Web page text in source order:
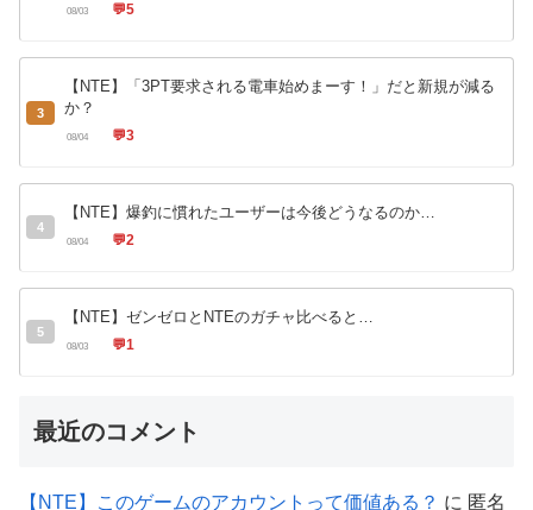
08/03 💬5
3
【NTE】「3PT要求される電車始めまーす！」だと新規が減る
か？
08/04 💬3
4
【NTE】爆釣に慣れたユーザーは今後どうなるのか…
08/04 💬2
5
【NTE】ゼンゼロとNTEのガチャ比べると…
08/03 💬1
最近のコメント
【NTE】このゲームのアカウントって価値ある？ に 匿名